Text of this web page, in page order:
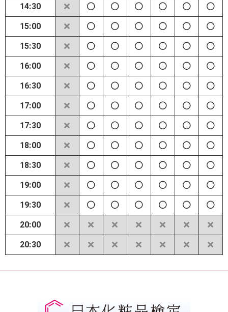
14:30
15:00
15:30
16:00
16:30
17:00
17:30
18:00
18:30
19:00
19:30
20:00
20:30